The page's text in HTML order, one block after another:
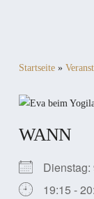
Startseite»
WANN
19:15 -